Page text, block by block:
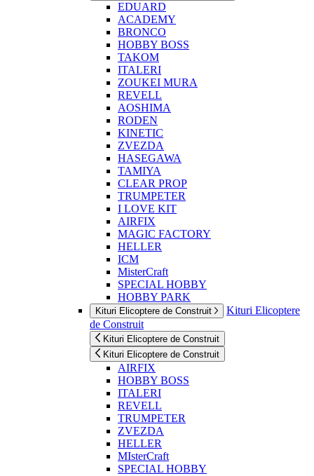
EDUARD
ACADEMY
BRONCO
HOBBY BOSS
TAKOM
ITALERI
ZOUKEI MURA
REVELL
AOSHIMA
RODEN
KINETIC
ZVEZDA
HASEGAWA
TAMIYA
CLEAR PROP
TRUMPETER
I LOVE KIT
AIRFIX
MAGIC FACTORY
HELLER
ICM
MisterCraft
SPECIAL HOBBY
HOBBY PARK
Kituri Elicoptere de Construit
Kituri Elicoptere
de Construit
Kituri Elicoptere de Construit
Kituri Elicoptere de Construit
AIRFIX
HOBBY BOSS
ITALERI
REVELL
TRUMPETER
ZVEZDA
HELLER
MIsterCraft
SPECIAL HOBBY